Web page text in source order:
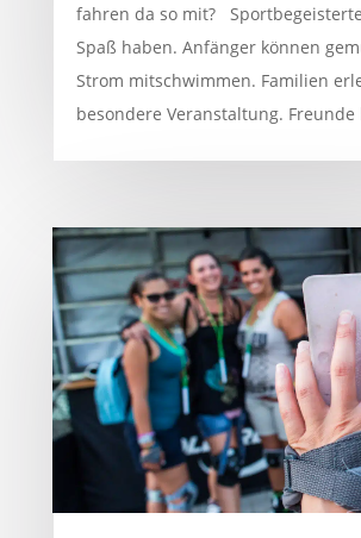
fahren da so mit?
Spaß haben. Anfänger können
Strom mitschwimmen. Familien
besondere Veranstaltung. Freunde